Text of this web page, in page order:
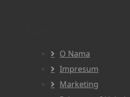
O Nama
Impresum
Marketing